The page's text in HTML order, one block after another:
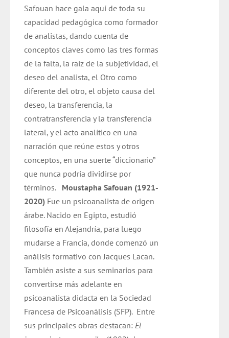
Safouan hace gala aquí de toda su
capacidad pedagógica como formador
de analistas, dando cuenta de
conceptos claves como las tres formas
de la falta, la raíz de la subjetividad, el
deseo del analista, el Otro como
diferente del otro, el objeto causa del
deseo, la transferencia, la
contratransferencia y la transferencia
lateral, y el acto analítico en una
narración que reúne estos y otros
conceptos, en una suerte “diccionario”
que nunca podría dividirse por
términos. Moustapha Safouan (1921-
2020) Fue un psicoanalista de origen
árabe. Nacido en Egipto, estudió
filosofía en Alejandría, para luego
mudarse a Francia, donde comenzó un
análisis formativo con Jacques Lacan.
También asiste a sus seminarios para
convertirse más adelante en
psicoanalista didacta en la Sociedad
Francesa de Psicoanálisis (SFP). Entre
sus principales obras destacan:El